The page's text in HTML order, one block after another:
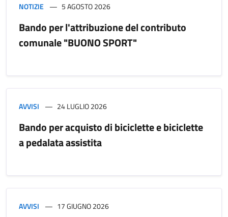
NOTIZIE 5 AGOSTO 2026
Bando per l'attribuzione del contributo
comunale "BUONO SPORT"
AVVISI 24 LUGLIO 2026
Bando per acquisto di biciclette e biciclette
a pedalata assistita
AVVISI 17 GIUGNO 2026